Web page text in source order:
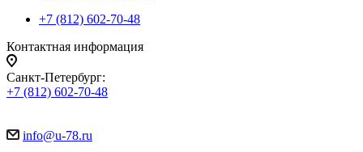
+7 (812) 602-70-48
Контактная информация
Санкт-Петербург:
+7 (812) 602-70-48
info@u-78.ru